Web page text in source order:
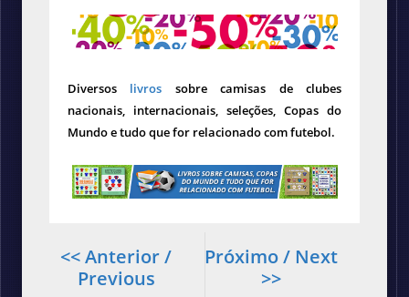
Diversos livros sobre camisas de clubes
nacionais, internacionais, seleções, Copas do
Mundo e tudo que for relacionado com futebol.
Próximo / Next
>>
<< Anterior /
Previous